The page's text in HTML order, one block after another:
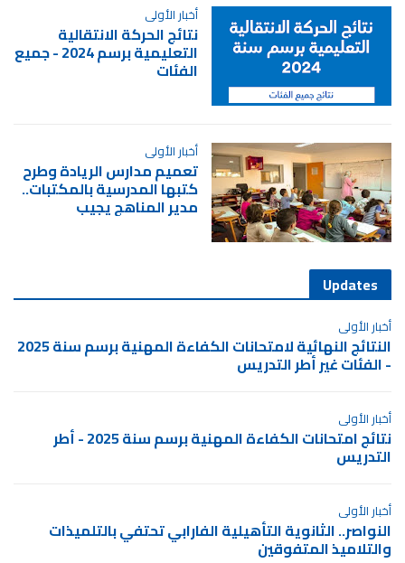
أخبار الأولى
نتائج الحركة الانتقالية
التعليمية برسم 2024 - جميع
الفئات
أخبار الأولى
تعميم مدارس الريادة وطرح
كتبها المدرسية بالمكتبات..
مدير المناهج يجيب
Updates
أخبار الأولى
النتائج النهائية لامتحانات الكفاءة المهنية برسم سنة 2025
- الفئات غير أطر التدريس
أخبار الأولى
نتائج امتحانات الكفاءة المهنية برسم سنة 2025 - أطر
التدريس
أخبار الأولى
النواصر.. الثانوية التأهيلية الفارابي تحتفي بالتلميذات
والتلاميذ المتفوقين